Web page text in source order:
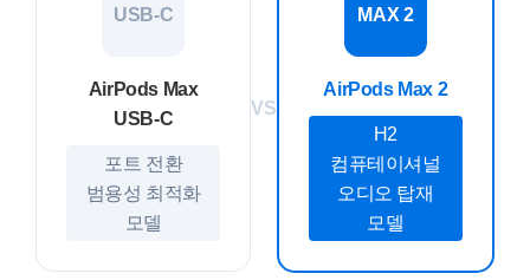
USB-C
AirPods Max
USB-C
포트 전환
범용성 최적화
모델
VS
MAX 2
AirPods Max 2
H2
컴퓨테이셔널
오디오 탑재
모델